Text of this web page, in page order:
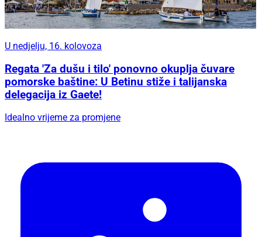
U nedjelju, 16. kolovoza
Regata 'Za dušu i tilo' ponovno okuplja čuvare
pomorske baštine: U Betinu stiže i talijanska
delegacija iz Gaete!
Idealno vrijeme za promjene